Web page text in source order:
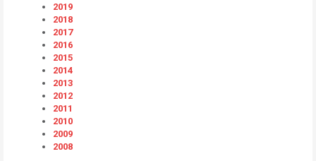
2019
2018
2017
2016
2015
2014
2013
2012
2011
2010
2009
2008